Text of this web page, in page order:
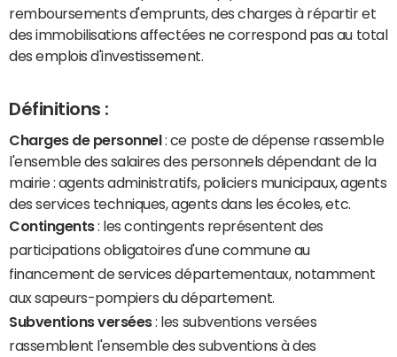
remboursements d'emprunts, des charges à répartir et
des immobilisations affectées ne correspond pas au total
des emplois d'investissement.
Définitions :
Charges de personnel : ce poste de dépense rassemble
l'ensemble des salaires des personnels dépendant de la
mairie : agents administratifs, policiers municipaux, agents
des services techniques, agents dans les écoles, etc.
Contingents: les contingents représentent des
participations obligatoires d'une commune au
financement de services départementaux, notamment
aux sapeurs-pompiers du département.
Subventions versées: les subventions versées
rassemblent l'ensemble des subventions à des